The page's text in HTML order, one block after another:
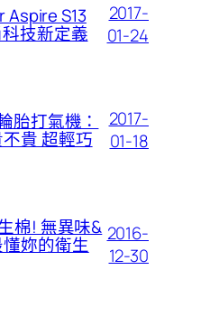
Aspire S13
技新定義
2017-
01-24
胎打氣機：
貴 超輕巧
2017-
01-18
棉! 無異味&
妳的衛生
2016-
12-30